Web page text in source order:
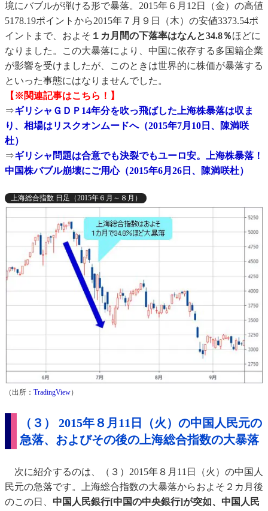
境にバブルが弾ける形で暴落。2015年６月12日（金）の高値
5178.19ポイントから2015年７月９日（木）の安値3373.54ポ
イントまで、およそ １カ月間の下落率はなんと34.8％ほどに
なりました。この大暴落により、中国に依存する多国籍企業
が影響を受けましたが、このときは世界的に株価が暴落する
といった事態にはなりませんでした。
【※関連記事はこちら！】
⇒ギリシャＧＤＰ14年分を吹っ飛ばした上海株暴落は収ま
り、相場はリスクオンムードへ（2015年7月10日、陳満咲
杜）
⇒ギリシャ問題は合意でも決裂でもユーロ安。上海株暴落！
中国株バブル崩壊にご用心（2015年6月26日、陳満咲杜）
上海総合指数 日足（2015年６月～８月）
（出所： TradingView）
（３） 2015年８月11日（火）の中国人民元の
急落、およびその後の上海総合指数の大暴落
次に紹介するのは、（３）2015年８月11日（火）の中国人
民元の急落です。上海総合指数の大暴落からおよそ２カ月後
のこの日、 中国人民銀行[中国の中央銀行]が突如、中国人民